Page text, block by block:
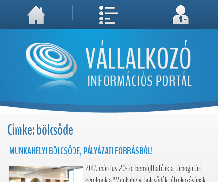
A weboldal használatával Ön elfogadja, hogy Cookie-kat (sütiket) tároljunk számítógépén. A sütik a weboldal megfelelő működéséhez
Megértettem, folytatás...
Címke: bölcsőde
MUNKAHELYI BÖLCSŐDE, PÁLYÁZATI FORRÁSBÓL!
2017. március 20-tól benyújthatóak a támogatási